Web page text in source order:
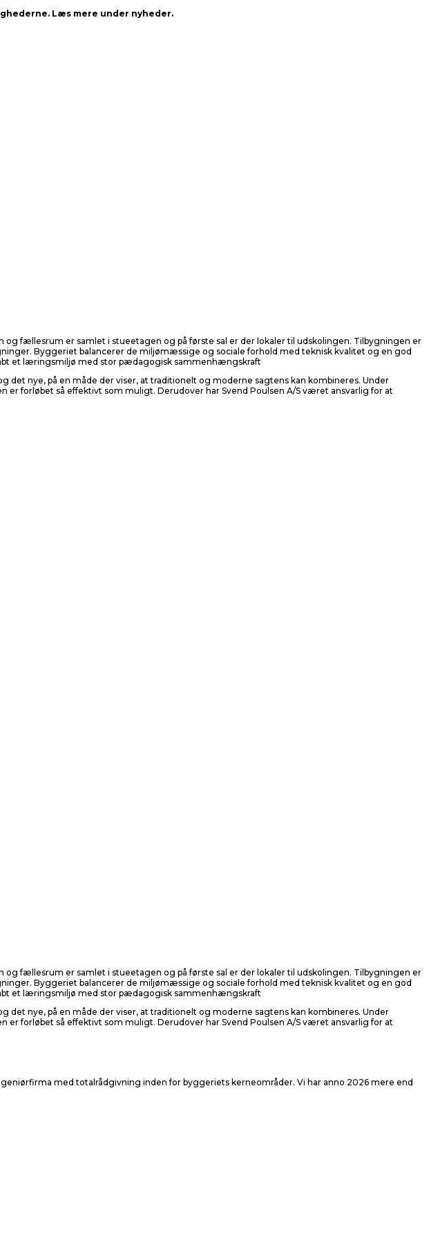
Læs mere under nyheder.
fællesrum er samlet i stueetagen og på første sal er der lokaler til udskolingen. Tilbygningen er
Byggeriet balancerer de miljømæssige og sociale forhold med teknisk kvalitet og en god
et læringsmiljø med stor pædagogisk sammenhængskraft
nye, på en måde der viser, at traditionelt og moderne sagtens kan kombineres. Under
er forløbet så effektivt som muligt. Derudover har Svend Poulsen A/S været ansvarlig for at
fællesrum er samlet i stueetagen og på første sal er der lokaler til udskolingen. Tilbygningen er
Byggeriet balancerer de miljømæssige og sociale forhold med teknisk kvalitet og en god
et læringsmiljø med stor pædagogisk sammenhængskraft
nye, på en måde der viser, at traditionelt og moderne sagtens kan kombineres. Under
er forløbet så effektivt som muligt. Derudover har Svend Poulsen A/S været ansvarlig for at
med totalrådgivning inden for byggeriets kerneområder. Vi har anno 2026 mere end